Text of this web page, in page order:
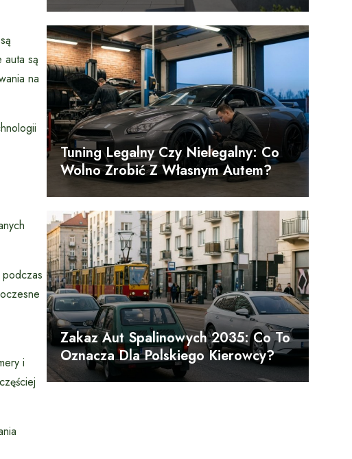
auta są
na
i
Tuning Legalny Czy Nielegalny: Co
Wolno Zrobić Z Własnym Autem?
Zakaz Aut Spalinowych 2035: Co To
Oznacza Dla Polskiego Kierowcy?